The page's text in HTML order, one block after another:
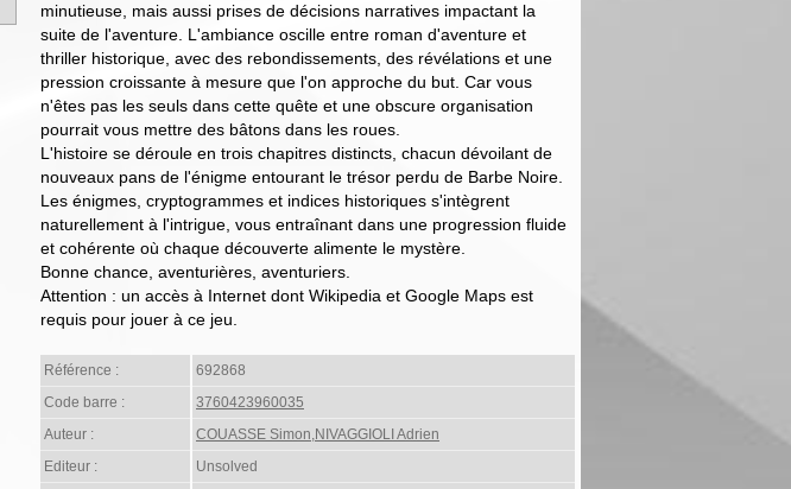
minutieuse, mais aussi prises de décisions narratives impactant la
suite de l'aventure. L'ambiance oscille entre roman d'aventure et
thriller historique, avec des rebondissements, des révélations et une
pression croissante à mesure que l'on approche du but. Car vous
n'êtes pas les seuls dans cette quête et une obscure organisation
pourrait vous mettre des bâtons dans les roues.
L'histoire se déroule en trois chapitres distincts, chacun dévoilant de
nouveaux pans de l'énigme entourant le trésor perdu de Barbe Noire.
Les énigmes, cryptogrammes et indices historiques s'intègrent
naturellement à l'intrigue, vous entraînant dans une progression fluide
et cohérente où chaque découverte alimente le mystère.
Bonne chance, aventurières, aventuriers.
Attention : un accès à Internet dont Wikipedia et Google Maps est
requis pour jouer à ce jeu.
Référence :
692868
Code barre :
3760423960035
Auteur :
COUASSE Simon,NIVAGGIOLI Adrien
Editeur :
Unsolved